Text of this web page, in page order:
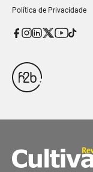
Política de Privacidade